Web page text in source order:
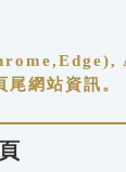
網站資訊。